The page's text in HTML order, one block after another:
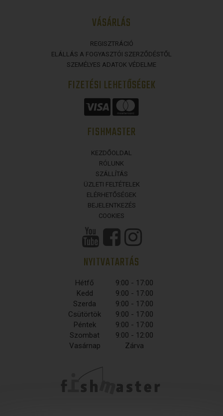
VÁSÁRLÁS
REGISZTRÁCIÓ
ELÁLLÁS A FOGYASZTÓI SZERZŐDÉSTŐL
SZEMÉLYES ADATOK VÉDELME
FIZETÉSI LEHETŐSÉGEK
FISHMASTER
KEZDŐOLDAL
RÓLUNK
SZÁLLÍTÁS
ÜZLETI FELTÉTELEK
ELÉRHETŐSÉGEK
BEJELENTKEZÉS
COOKIES
NYITVATARTÁS
Hétfő
9:00 - 17:00
Kedd
9:00 - 17:00
Szerda
9:00 - 17:00
Csütörtök
9:00 - 17:00
Péntek
9:00 - 17:00
Szombat
9:00 - 12:00
Vasárnap
Zárva